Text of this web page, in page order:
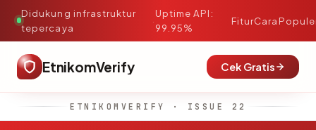
Didukung infrastruktur
tepercaya
·
Uptime API:
99.95%
FiturCara
EtnikomVerify Cek Gratis
ETNIKOMVERIFY · ISSUE 22